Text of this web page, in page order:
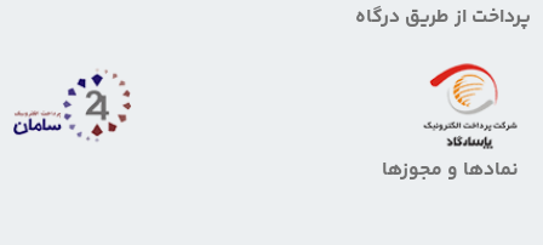
پرداخت از طریق درگاه
نمادها و مجوزها